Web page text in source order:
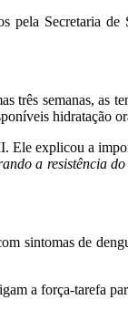
Secretaria
três semanas, as
hidratação
Ele explicou a
a resistência
sintomas de
a força-tarefa